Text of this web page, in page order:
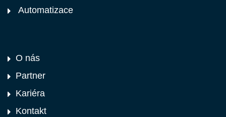
Automatizace
O nás
Partner
Kariéra
Kontakt